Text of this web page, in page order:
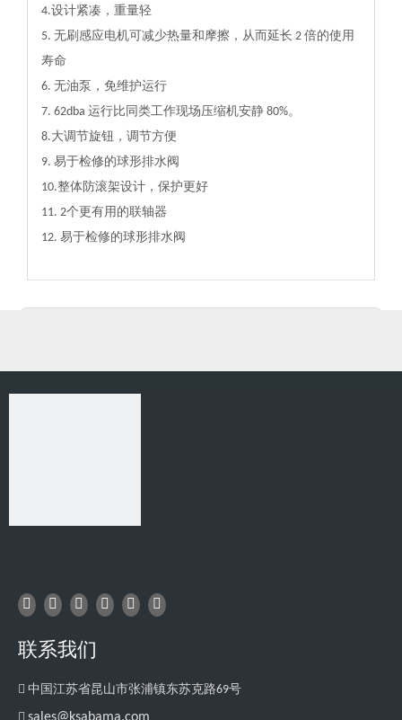
4.设计紧凑，重量轻
5. 无刷感应电机可减少热量和摩擦，从而延长 2 倍的使用
寿命
6. 无油泵，免维护运行
7. 62dba 运行比同类工作现场压缩机安静 80%。
8.大调节旋钮，调节方便
9. 易于检修的球形排水阀
10.整体防滚架设计，保护更好
11. 2个更有用的联轴器
12. 易于检修的球形排水阀
联系我们
 中国江苏省昆山市张浦镇东苏克路69号
